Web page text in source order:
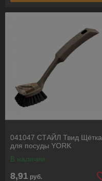
041047 СТАЙЛ Твид Щётка
для посуды YORK
В наличии
8,91 руб.